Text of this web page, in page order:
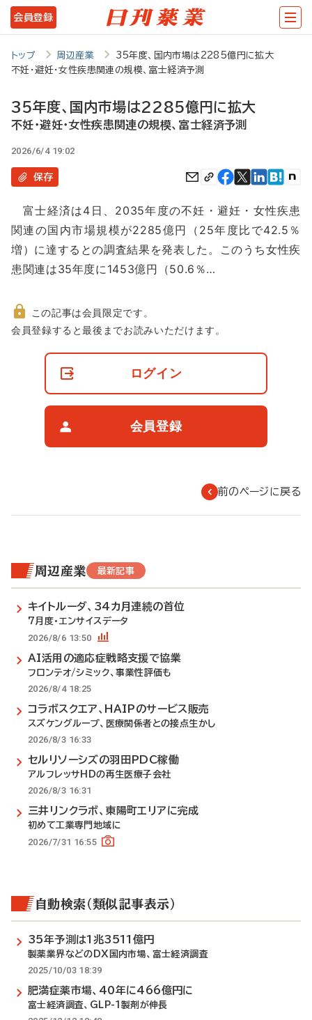
メ
イ
テ
ツ
に
動
会員登録
トップ 周辺産業
35年度、国内市場は2285億円に拡大
不妊・避妊・女性疾患関連の規模、富士経済予測
35年度、国内市場は2285億円に拡大
不妊・避妊・女性疾患関連の規模、富士経済予測
2026/6/4 19:02
保存
富士経済は4日、2035年度の不妊・避妊・女性疾患
関連の国内市場規模が2285億円（25年度比で42.5％
増）に達するとの調査結果を発表した。このうち女性疾
患関連は35年度に1453億円（50.6％…
非
この記事は会員限定です。
会員登録すると最後までお読みいただけます。
ログイン
会員登録
前のページに戻る
周辺産業 最新記事
キイトルーダ、34カ月連続の首位
7月度・エンサイスデータ
2026/8/6 13:50
AI活用の適応症戦略支援で協業
フロンテオ/シミック、事業性評価も
2026/8/4 18:25
コラボスクエア、HAIPのサービス販売
スズケングループ、医療関係者との接点生かし
2026/8/3 16:33
セルリソーシズの羽田PDC稼働
アルフレッサHDの再生医療子会社
2026/8/3 16:31
三井リンクラボ、東陽町エリアに完成
初めて工業専門地域に
2026/7/31 16:55
自動検索（類似記事表示）
35年予測は1兆3511億円
製薬業界などのDX国内市場、富士経済調査
2025/10/03 18:39
肥満症薬市場、40年に466億円に
富士経済調査、GLP-1製剤が伸長